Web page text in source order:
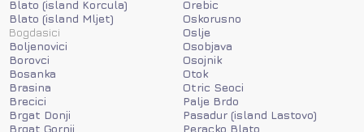
Blato (island Korcula)
Blato (island Mljet)
Bogdasici
Boljenovici
Borovci
Bosanka
Brasina
Brecici
Brgat Donji
Brgat Gornji
Orebic
Oskorusno
Oslje
Osobjava
Osojnik
Otok
Otric Seoci
Palje Brdo
Pasadur (island Lastovo)
Peracko Blato